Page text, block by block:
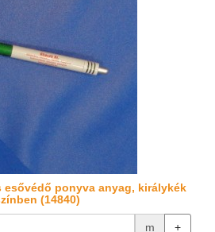
esővédő ponyva anyag, királykék
(14840)
m +